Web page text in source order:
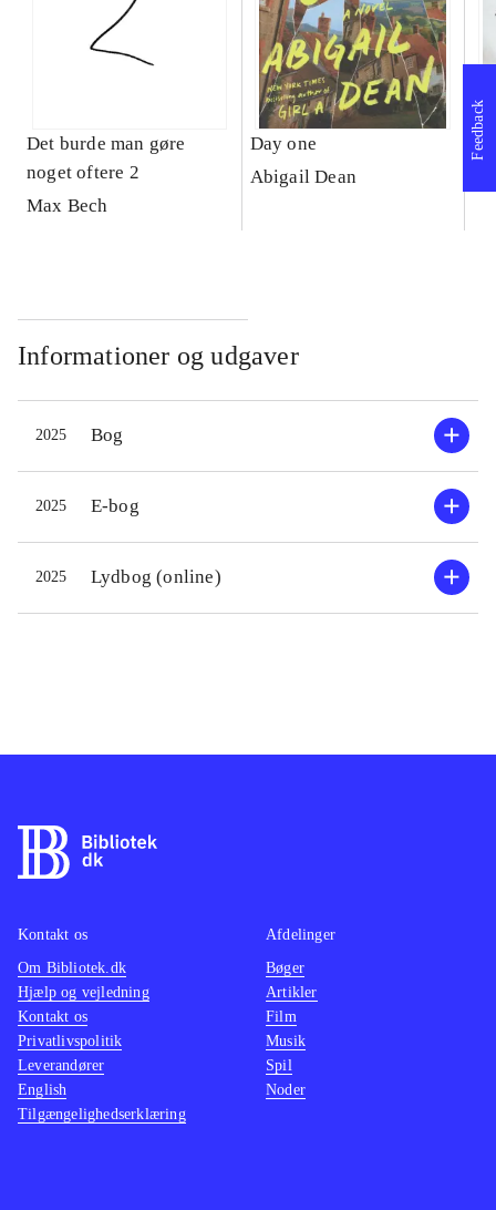
Det burde man gøre
noget oftere 2
Max Bech
Day one
Abigail Dean
Informationer og udgaver
2025 Bog
2025 E-bog
2025 Lydbog (online)
Feedback
Kontakt os
Om Bibliotek.dk
Hjælp og vejledning
Kontakt os
Privatlivspolitik
Leverandører
English
Tilgængelighedserklæring
Afdelinger
Bøger
Artikler
Film
Musik
Spil
Noder